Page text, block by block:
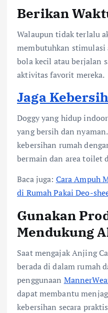
Berikan
Walaupun tidak terlalu
membutuhkan stimulasi
bola kecil atau berjalan
aktivitas favorit mereka.
Jaga
Doggy yang hidup
yang bersih dan
kebersihan rumah
bermain dan area toilet
Baca juga: Cara Ampuh
di Rumah Pakai Deo-
Gunakan
Mendukung
Saat mengajak Anjing
berada di dalam rumah
penggunaan
dapat membantu
kebersihan secara